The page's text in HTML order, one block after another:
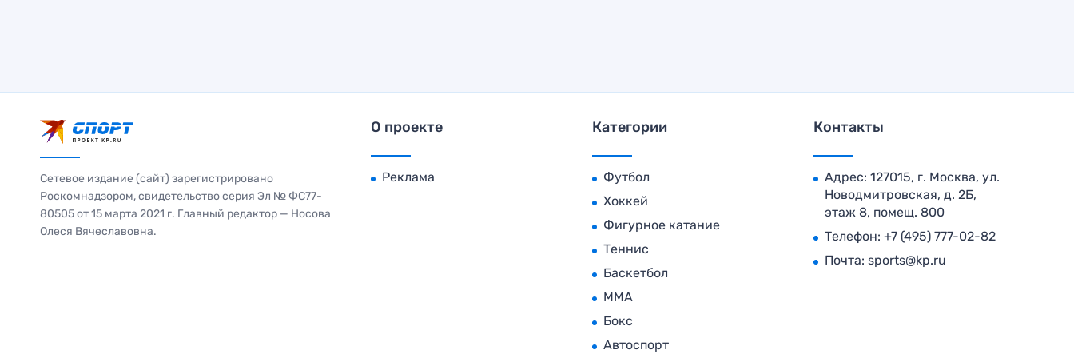
Сетевое издание (сайт) зарегистрировано
Роскомнадзором, свидетельство серия Эл № ФС77-
80505 от 15 марта 2021 г. Главный редактор — Носова
Олеся Вячеславовна.
О проекте
Реклама
Категории
Футбол
Хоккей
Фигурное катание
Теннис
Баскетбол
MMA
Бокс
Автоспорт
Контакты
Адрес: 127015, г. Москва, ул.
Новодмитровская, д. 2Б,
этаж 8, помещ. 800
Телефон: +7 (495) 777-02-82
Почта: sports@kp.ru